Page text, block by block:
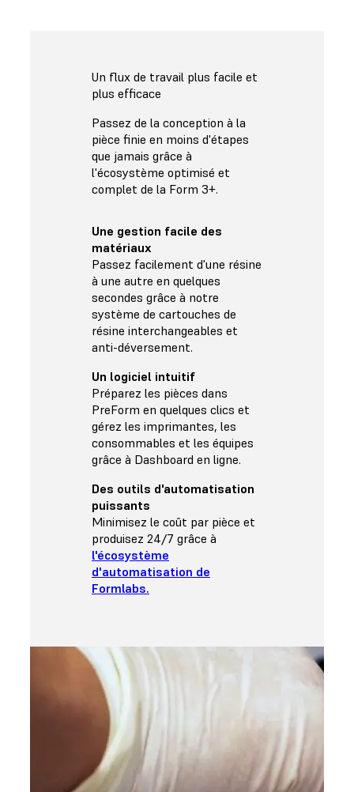
Un flux de travail plus facile et
plus efficace
Passez de la conception à la
pièce finie en moins d'étapes
que jamais grâce à
l'écosystème optimisé et
complet de la Form 3+.
Une gestion facile des
matériaux
Passez facilement d'une résine
à une autre en quelques
secondes grâce à notre
système de cartouches de
résine interchangeables et
anti-déversement.
Un logiciel intuitif
Préparez les pièces dans
PreForm en quelques clics et
gérez les imprimantes, les
consommables et les équipes
grâce à Dashboard en ligne.
Des outils d'automatisation
puissants
Minimisez le coût par pièce et
produisez 24/7 grâce à
l'écosystème
d'automatisation de
Formlabs.